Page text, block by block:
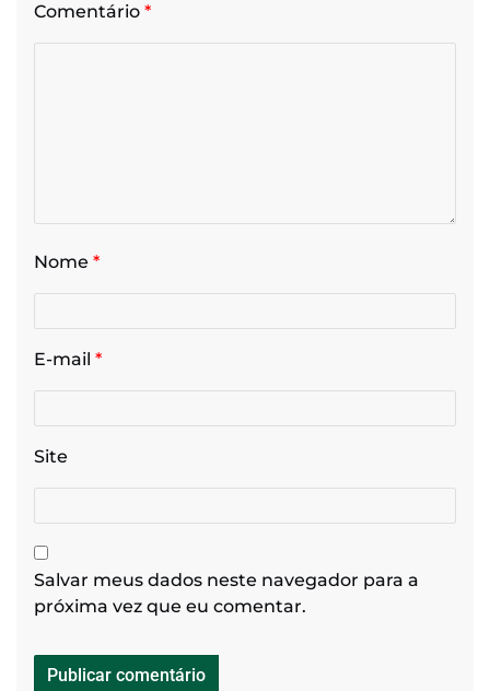
Comentário *
Nome *
E-mail *
Site
Salvar meus dados neste navegador para a
próxima vez que eu comentar.